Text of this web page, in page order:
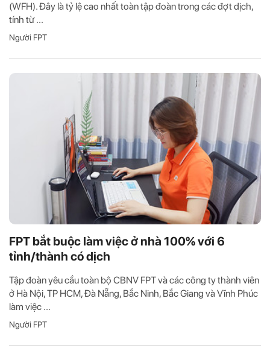
(WFH). Đây là tỷ lệ cao nhất toàn tập đoàn trong các đợt dịch,
tính từ ...
Người FPT
FPT bắt buộc làm việc ở nhà 100% với 6
tỉnh/thành có dịch
Tập đoàn yêu cầu toàn bộ CBNV FPT và các công ty thành viên
ở Hà Nội, TP HCM, Đà Nẵng, Bắc Ninh, Bắc Giang và Vĩnh Phúc
làm việc ...
Người FPT